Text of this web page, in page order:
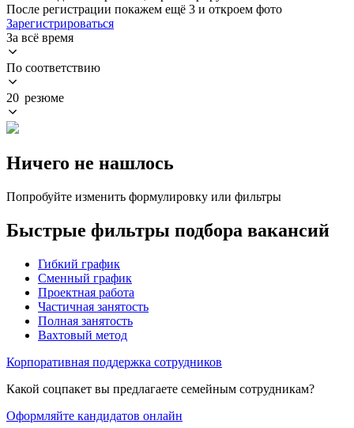
После регистрации покажем ещё 3 и откроем фото
Зарегистрироваться
За всё время
По соответствию
20 резюме
Ничего не нашлось
Попробуйте изменить формулировку или фильтры
Быстрые фильтры подбора вакансий
Гибкий график
Сменный график
Проектная работа
Частичная занятость
Полная занятость
Вахтовый метод
Корпоративная поддержка сотрудников
Какой соцпакет вы предлагаете семейным сотрудникам?
Оформляйте кандидатов онлайн